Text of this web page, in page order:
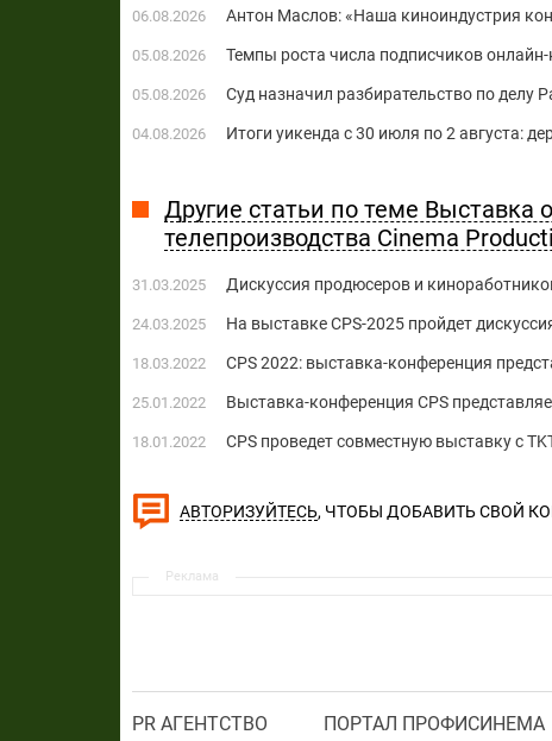
06.08.2026 Антон Маслов: «Наша киноиндустрия
05.08.2026 Темпы роста числа подписчиков
05.08.2026 Суд назначил разбирательство по делу
04.08.2026 Итоги уикенда с 30 июля по 2 августа:
Другие статьи по теме Выставка
телепроизводства Cinema
31.03.2025 Дискуссия продюсеров и
24.03.2025 На выставке CPS-2025 пройдет
18.03.2022 СPS 2022: выставка-конференция
25.01.2022 Выставка-конференция СPS
18.01.2022 СPS проведет совместную выставку с
АВТОРИЗУЙТЕСЬ, ЧТОБЫ ДОБАВИТЬ СВОЙ
Реклама
PR АГЕНТСТВО ПОРТАЛ ПРОФИСИНЕМА